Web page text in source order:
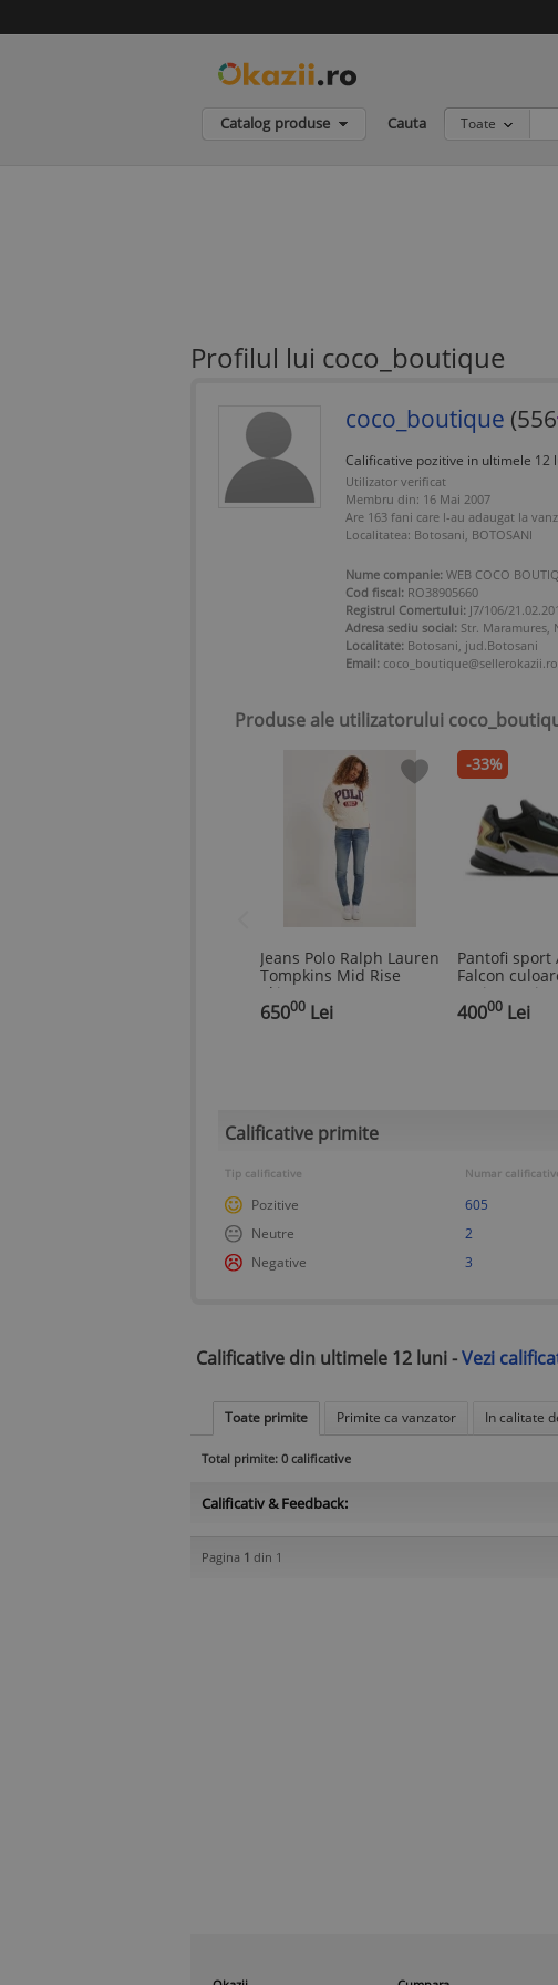
Catalog produse Cauta Toate
Profilul lui coco_boutique
coco_boutique (556
Calificative pozitive in ultimele 12
Utilizator verificat
Membru din: 16 Mai 2007
Are 163 fani care l-au adaugat la
Localitatea: Botosani, BOTOSANI
Nume companie: WEB COCO
Cod fiscal: RO38905660
Registrul Comertului: J7/106/
Adresa sediu social: Str. Maramures,
Localitate: Botosani, jud.Botosani
Email: coco_boutique@sellerokazii.ro
Produse ale utilizatorului
Jeans Polo Ralph Lauren
Tompkins Mid Rise
Skinny
65000 Lei
-33%
Pantofi sport
Falcon
auriu
40000 Lei
Calificative primite
Tip calificative Numar
Pozitive
605
Neutre
2
Negative
3
Calificative din ultimele 12 luni -Vezi
Toate primite Primite ca vanzator In calitate
Total primite: 0 calificative
Calificativ & Feedback:
Pagina 1 din 1